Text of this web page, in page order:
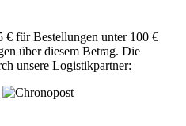
€ für Bestellungen unter 100 €
über diesem Betrag. Die
unsere Logistikpartner: